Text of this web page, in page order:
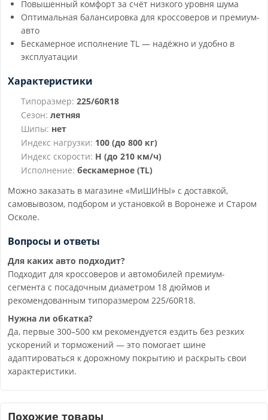
Повышенный комфорт за счёт низкого уровня шума
Оптимальная балансировка для кроссоверов и премиум-
авто
Бескамерное исполнение TL — надёжно и удобно в
эксплуатации
Характеристики
Типоразмер: 225/60R18
Сезон: летняя
Шипы: нет
Индекс нагрузки: 100 (до 800 кг)
Индекс скорости: H (до 210 км/ч)
Исполнение: бескамерное (TL)
Можно заказать в магазине «МиШИНЫ» с доставкой,
самовывозом, подбором и установкой в Воронеже и Старом
Осколе.
Вопросы и ответы
Для каких авто подходит?
Подходит для кроссоверов и автомобилей премиум-
сегмента с посадочным диаметром 18 дюймов и
рекомендованным типоразмером 225/60R18.
Нужна ли обкатка?
Да, первые 300–500 км рекомендуется ездить без резких
ускорений и торможений — это помогает шине
адаптироваться к дорожному покрытию и раскрыть свои
характеристики.
Похожие товары